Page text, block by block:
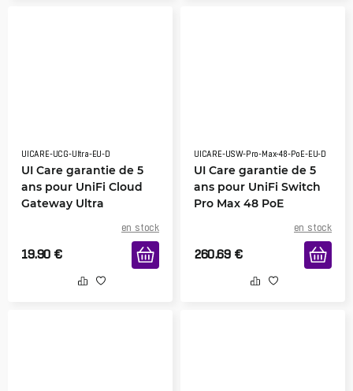
UICARE-UCG-Ultra-EU-D
UI Care garantie de 5
ans pour UniFi Cloud
Gateway Ultra
en stock
19.90 €
UICARE-USW-Pro-Max-48-PoE-EU-D
UI Care garantie de 5
ans pour UniFi Switch
Pro Max 48 PoE
en stock
260.69 €